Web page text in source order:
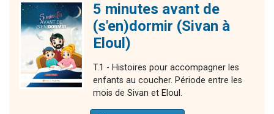
5 minutes avant de
(s'en)dormir (Sivan à
Eloul)
T.1 - Histoires pour accompagner les
enfants au coucher. Période entre les
mois de Sivan et Eloul.